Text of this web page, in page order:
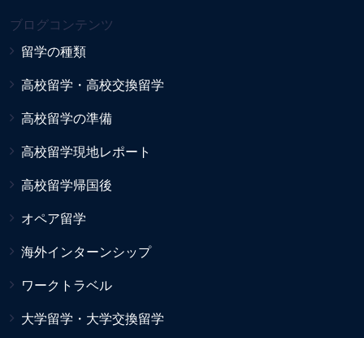
ブログコンテンツ
留学の種類
高校留学・高校交換留学
高校留学の準備
高校留学現地レポート
高校留学帰国後
オペア留学
海外インターンシップ
ワークトラベル
大学留学・大学交換留学